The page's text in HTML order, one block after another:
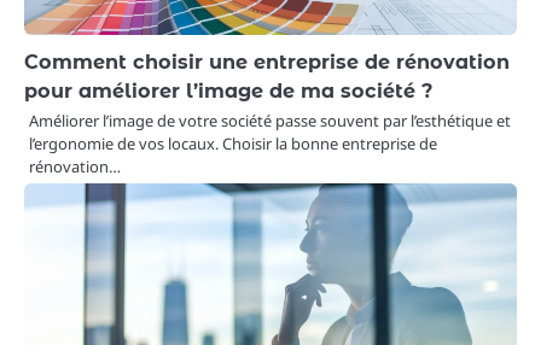
Comment choisir une entreprise de rénovation
pour améliorer l’image de ma société ?
Améliorer l’image de votre société passe souvent par l’esthétique et
l’ergonomie de vos locaux. Choisir la bonne entreprise de
rénovation…